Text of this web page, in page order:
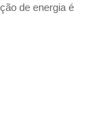
de energia é